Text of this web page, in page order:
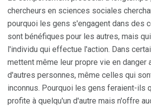
chercheurs en sciences sociales
pourquoi les gens s'engagent dans des
sont bénéfiques pour les autres, mais
l'individu qui effectue l'action. Dans
mettent même leur propre vie en danger
d'autres personnes, même celles qui
inconnus. Pourquoi les gens feraient-ils
profite à quelqu'un d'autre mais n'offre